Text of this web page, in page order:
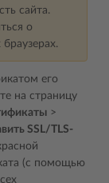
сайта.
о
его
на страницу
>
SSL/TLS-
(с помощью